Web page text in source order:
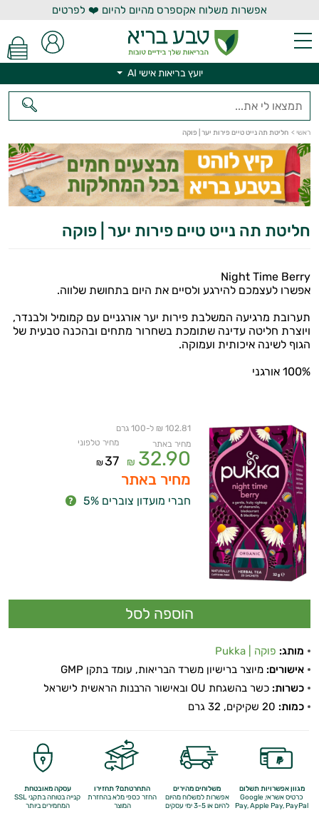
אפשרות משלוח אקספרס מהיום להיום ❤️ לפרטים
יועץ בריאות אישי AI
ראשי > חליטת תה נייט טיים פירות יער | פוקה
חליטת תה נייט טיים פירות יער | פוקה
Night Time Berry
אפשרו לעצמכם להירגע ולסיים את היום בתחושת שלווה.
תערובת מרגיעה המשלבת פירות יער אורגניים עם קמומיל ולבנדר,
ויוצרת חליטה עדינה שתומכת בשחרור מתחים ובהכנה טבעית של
הגוף לשינה איכותית ועמוקה.
100% אורגני
102.81 ₪ ל-100 גרם
מחיר באתר
32.90
₪
מחיר טלפוני
37
₪
מחיר באתר
חברי מועדון צוברים 5%
מותג: פוקה | Pukka
אישורים: מיוצר ברישיון משרד הבריאות, עומד בתקן GMP
כשרות: כשר בהשגחת OU ובאישור הרבנות הראשית לישראל
כמות:
מגוון אפשרויות תשלום
כרטיס אשראי, Google
Pay,Apple Pay, PayPal
משלוחים מהירים
אפשרות למשלוח מהיום
להיום או 3-5 ימי עסקים
התחרטתם? תחזירו
החזר כספי מלאבהחזרת
המוצר
עסקה מאובטחת
קנייה בטוחה בתקני SSL
המחמירים ביותר
יועץ בריאות אישי AI